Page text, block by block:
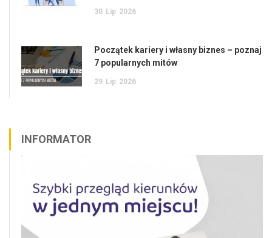
30 Lip 2026
Początek kariery i własny biznes – poznaj
7 popularnych mitów
29 Lip 2026
INFORMATOR